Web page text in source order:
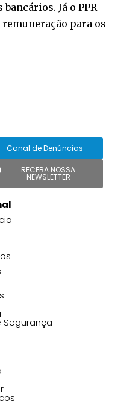
Já o PPR
para os
Canal de Denúncias
RECEBA NOSSA
NEWSLETTER
Segurança